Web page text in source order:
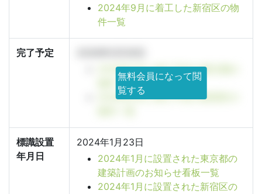
2024年9月に着工した新宿区の物
件一覧
完了予定
2026年5月に竣工予定の東京都の
物件一覧
2026年5月に竣工予定の新宿区の
無料会員になって閲
覧する
標識設置
年月日
2024年1月23日
2024年1月に設置された東京都の
建築計画のお知らせ看板一覧
2024年1月に設置された新宿区の